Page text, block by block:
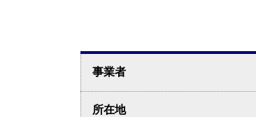
事業者
所在地